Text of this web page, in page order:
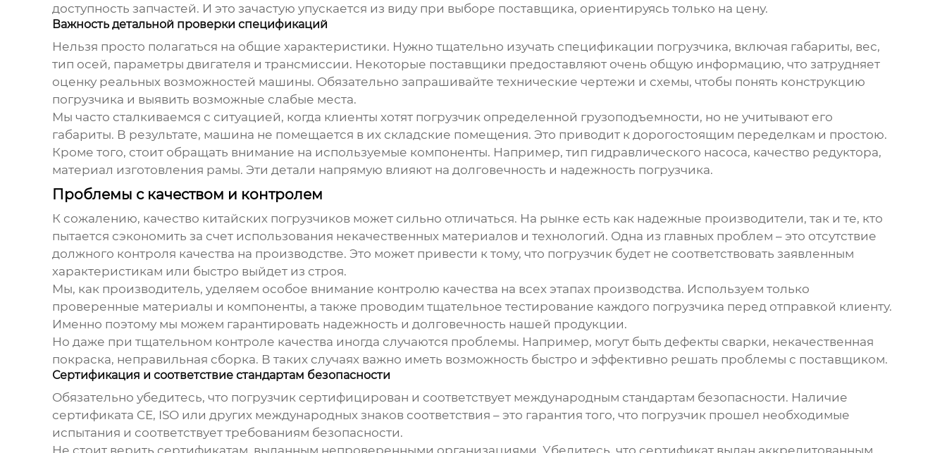
доступность запчастей. И это зачастую упускается из виду при выборе поставщика, ориентируясь только на цену.
Важность детальной проверки спецификаций
Нельзя просто полагаться на общие характеристики. Нужно тщательно изучать спецификации погрузчика, включая габариты, вес,
тип осей, параметры двигателя и трансмиссии. Некоторые поставщики предоставляют очень общую информацию, что затрудняет
оценку реальных возможностей машины. Обязательно запрашивайте технические чертежи и схемы, чтобы понять конструкцию
погрузчика и выявить возможные слабые места.
Мы часто сталкиваемся с ситуацией, когда клиенты хотят погрузчик определенной грузоподъемности, но не учитывают его
габариты. В результате, машина не помещается в их складские помещения. Это приводит к дорогостоящим переделкам и простою.
Кроме того, стоит обращать внимание на используемые компоненты. Например, тип гидравлического насоса, качество редуктора,
материал изготовления рамы. Эти детали напрямую влияют на долговечность и надежность погрузчика.
Проблемы с качеством и контролем
К сожалению, качество китайских погрузчиков может сильно отличаться. На рынке есть как надежные производители, так и те, кто
пытается сэкономить за счет использования некачественных материалов и технологий. Одна из главных проблем – это отсутствие
должного контроля качества на производстве. Это может привести к тому, что погрузчик будет не соответствовать заявленным
характеристикам или быстро выйдет из строя.
Мы, как производитель, уделяем особое внимание контролю качества на всех этапах производства. Используем только
проверенные материалы и компоненты, а также проводим тщательное тестирование каждого погрузчика перед отправкой клиенту.
Именно поэтому мы можем гарантировать надежность и долговечность нашей продукции.
Но даже при тщательном контроле качества иногда случаются проблемы. Например, могут быть дефекты сварки, некачественная
покраска, неправильная сборка. В таких случаях важно иметь возможность быстро и эффективно решать проблемы с поставщиком.
Сертификация и соответствие стандартам безопасности
Обязательно убедитесь, что погрузчик сертифицирован и соответствует международным стандартам безопасности. Наличие
сертификата CE, ISO или других международных знаков соответствия – это гарантия того, что погрузчик прошел необходимые
испытания и соответствует требованиям безопасности.
Не стоит верить сертификатам, выданным непроверенными организациями. Убедитесь, что сертификат выдан аккредитованным